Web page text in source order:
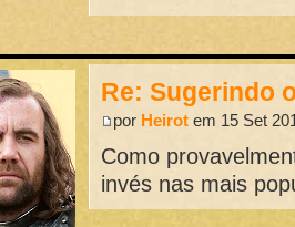
Re: Sugerindo
por Heirot em 15 Set
Como
invés nas mais